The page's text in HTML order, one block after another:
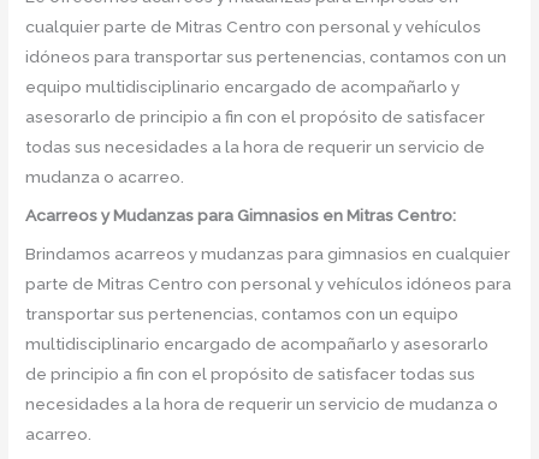
cualquier parte de Mitras Centro con personal y vehículos
idóneos para transportar sus pertenencias, contamos con un
equipo multidisciplinario encargado de acompañarlo y
asesorarlo de principio a fin con el propósito de satisfacer
todas sus necesidades a la hora de requerir un servicio de
mudanza o acarreo.
Acarreos y Mudanzas para Gimnasios en Mitras Centro:
Brindamos acarreos y mudanzas para gimnasios en cualquier
parte de Mitras Centro con personal y vehículos idóneos para
transportar sus pertenencias, contamos con un equipo
multidisciplinario encargado de acompañarlo y asesorarlo
de principio a fin con el propósito de satisfacer todas sus
necesidades a la hora de requerir un servicio de mudanza o
acarreo.